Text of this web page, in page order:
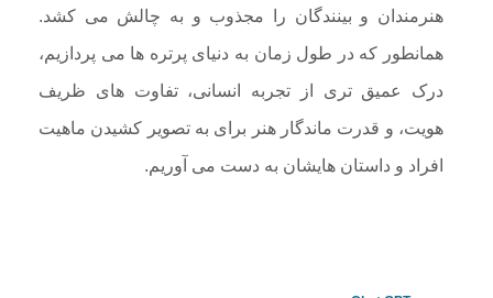
هنرمندان و بینندگان را مجذوب و به چالش می کشد.
همانطور که در طول زمان به دنیای پرتره ها می پردازیم،
درک عمیق تری از تجربه انسانی، تفاوت های ظریف
هویت، و قدرت ماندگار هنر برای به تصویر کشیدن ماهیت
افراد و داستان هایشان به دست می آوریم.